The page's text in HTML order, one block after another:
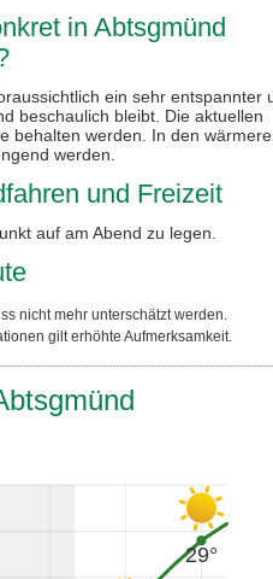
in Abtsgmünd
ein sehr entspannter
beschaulich bleibt. Die aktuellen
behalten werden. In den
werden.
und Freizeit
auf am Abend zu legen.
nicht mehr unterschätzt werden.
gilt erhöhte Aufmerksamkeit.
29°